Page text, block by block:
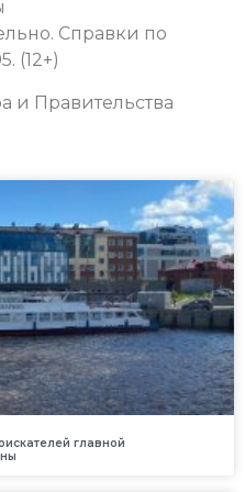
Справки по
(12+)
и Правительства
главной